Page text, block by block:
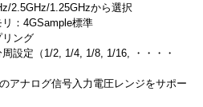
2.5GHz/1.25GHzから選択
：4GSample標準
ング
設定（1/2, 1/4, 1/8, 1/16, ・・・・
アナログ信号入力電圧レンジをサポー